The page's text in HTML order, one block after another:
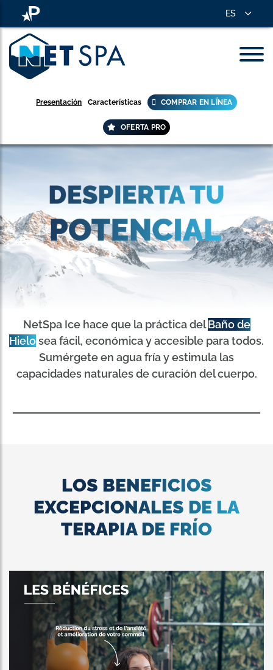
ES
Presentación Características COMPRAR EN LÍNEA
OFERTA PRO
NetSpa Ice hace que la práctica delBaño de
Hielosea fácil, económica y accesible para todos.
Sumérgete en agua fría y estimula las
capacidades naturales de curación del cuerpo.
LOS BENEFICIOS
EXCEPCIONALES DE LA
TERAPIA DE FRÍO